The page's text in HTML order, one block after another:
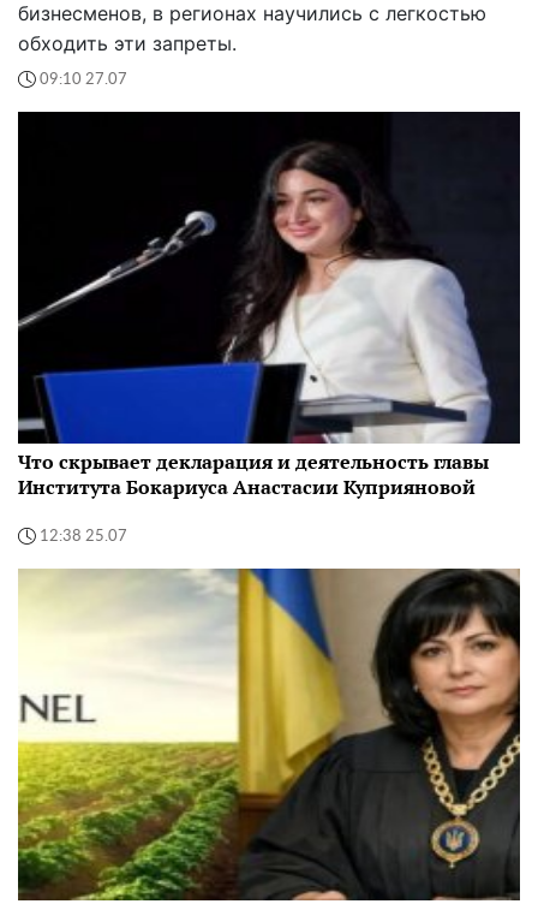
бизнесменов, в регионах научились с легкостью
обходить эти запреты.
09:10 27.07
Что скрывает декларация и деятельность главы
Института Бокариуса Анастасии Куприяновой
12:38 25.07